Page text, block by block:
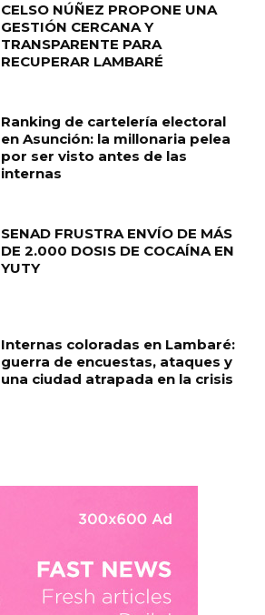
CELSO NÚÑEZ PROPONE UNA
GESTIÓN CERCANA Y
TRANSPARENTE PARA
RECUPERAR LAMBARÉ
Ranking de cartelería electoral
en Asunción: la millonaria pelea
por ser visto antes de las
internas
SENAD FRUSTRA ENVÍO DE MÁS
DE 2.000 DOSIS DE COCAÍNA EN
YUTY
Internas coloradas en Lambaré:
guerra de encuestas, ataques y
una ciudad atrapada en la crisis